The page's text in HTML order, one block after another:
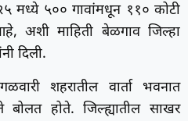
मध्ये ५०० गावांमधून ११० कोटी
अशी माहिती बेळगाव जिल्हा
दिली.
शहरातील वार्ता भवनात
बोलत होते. जिल्ह्यातील साखर